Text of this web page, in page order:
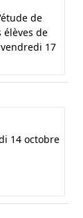
de
de
17
14 octobre